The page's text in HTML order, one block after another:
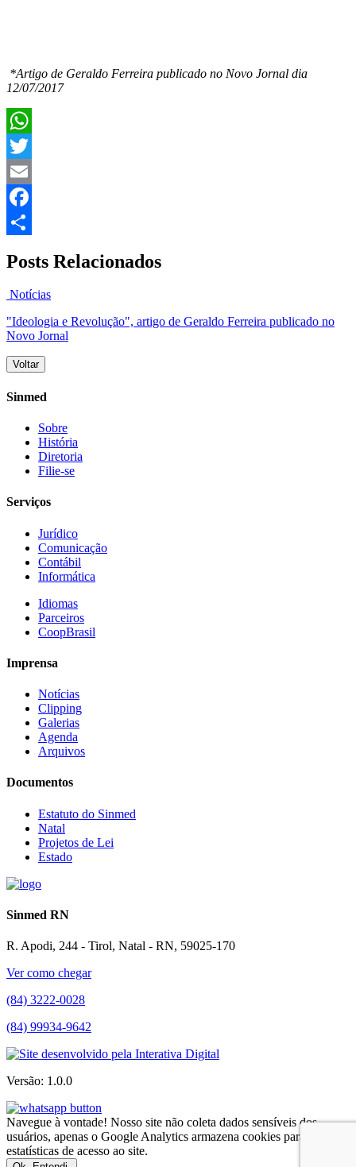
*Artigo de Geraldo Ferreira publicado no Novo Jornal dia
12/07/2017
WhatsApp
Twitter
Email
Facebook
Posts Relacionados
Notícias
"Ideologia e Revolução", artigo de Geraldo Ferreira publicado no
Novo Jornal
Voltar
Sinmed
Sobre
História
Diretoria
Filie-se
Serviços
Jurídico
Comunicação
Contábil
Informática
Idiomas
Parceiros
CoopBrasil
Imprensa
Notícias
Clipping
Galerias
Agenda
Arquivos
Documentos
Estatuto do Sinmed
Natal
Projetos de Lei
Estado
Sinmed RN
R. Apodi, 244 - Tirol, Natal - RN, 59025-170
Ver como chegar
(84) 3222-0028
(84) 99934-9642
Versão: 1.0.0
Navegue à vontade! Nosso site não coleta dados sensíveis dos
usuários, apenas o Google Analytics armazena cookies para
estatísticas de acesso ao site.